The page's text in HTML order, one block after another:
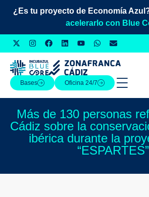
¿Es tu proyecto de Economía
acelerarlo con Blue
Bases Oficina 24/7
Más de 130 personas
Cádiz sobre la
ibérica durante la
“ESPARTES”